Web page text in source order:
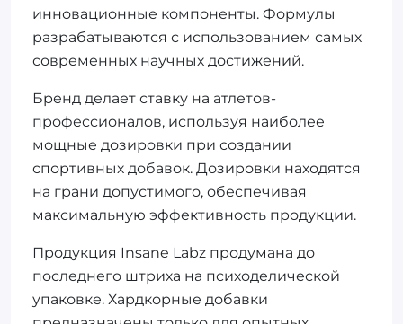
инновационные компоненты. Формулы
разрабатываются с использованием самых
современных научных достижений.
Бренд делает ставку на атлетов-
профессионалов, используя наиболее
мощные дозировки при создании
спортивных добавок. Дозировки находятся
на грани допустимого, обеспечивая
максимальную эффективность продукции.
Продукция Insane Labz продумана до
последнего штриха на психоделической
упаковке. Хардкорные добавки